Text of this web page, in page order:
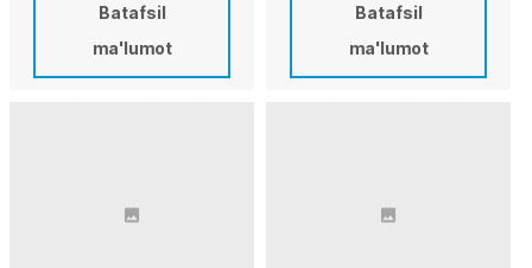
Batafsil
ma'lumot
Batafsil
ma'lumot